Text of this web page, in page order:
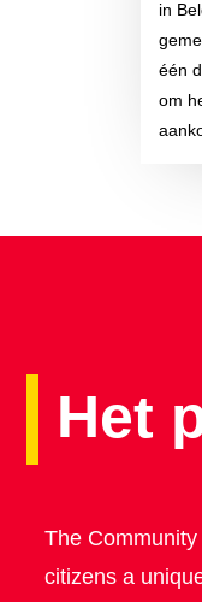
in
één
om
Het
The
citizens a